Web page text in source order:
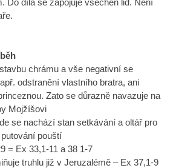
Do díla se zapojuje všechen lid. Není
chrámu a vše negativní se
odstranění vlastního bratra, ani
Zato se důrazně navazuje na
Mojžíšovi
se nachází stan setkávání a oltář pro
pouští
= Ex 33,1-11 a 38 1-7
truhlu již v Jeruzalémě – Ex 37,1-9